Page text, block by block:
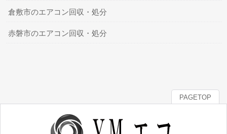
倉敷市のエアコン回収・処分
赤磐市のエアコン回収・処分
PAGETOP